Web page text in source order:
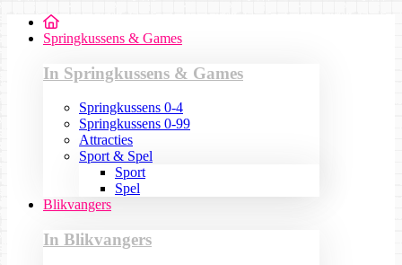
Springkussens & Games
In Springkussens & Games
Springkussens 0-4
Springkussens 0-99
Attracties
Sport & Spel
Sport
Spel
Blikvangers
In Blikvangers